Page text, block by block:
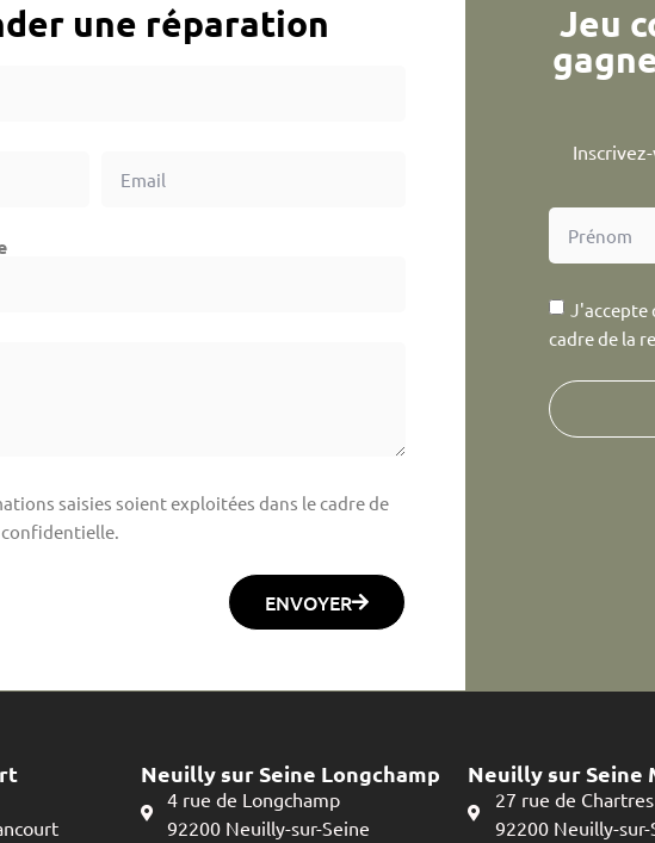
une réparation
saisies soient exploitées dans le cadre de
ENVOYER
Jeu
J'accepte
cadre de la
Neuilly sur Seine Longchamp
4 rue de Longchamp
92200 Neuilly-sur-Seine
Neuilly sur Seine
27 rue de Chartres
92200 Neuilly-sur-